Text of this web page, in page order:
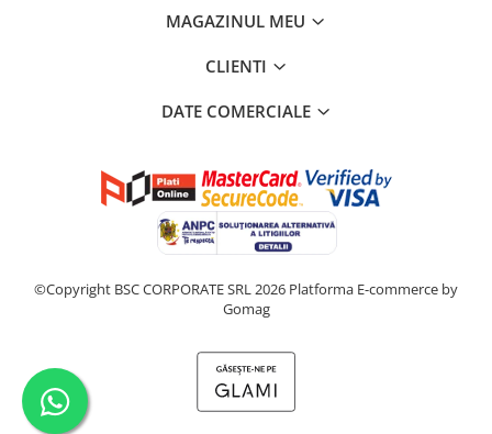
MAGAZINUL MEU
CLIENTI
DATE COMERCIALE
©Copyright BSC CORPORATE SRL 2026 Platforma E-commerce by
Gomag